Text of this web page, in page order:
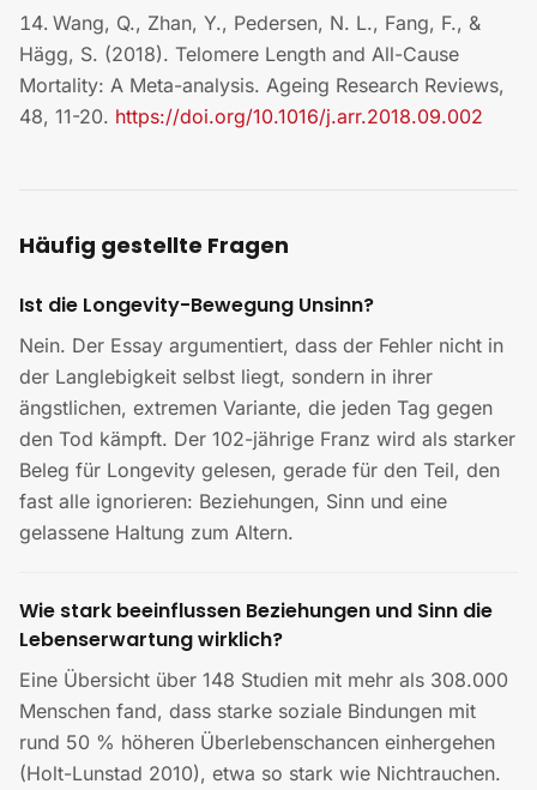
Wang, Q., Zhan, Y., Pedersen, N. L., Fang, F., &
Hägg, S. (2018). Telomere Length and All-Cause
Mortality: A Meta-analysis. Ageing Research Reviews,
48, 11-20. https://doi.org/10.1016/j.arr.2018.09.002
Häufig gestellte Fragen
Ist die Longevity-Bewegung Unsinn?
Nein. Der Essay argumentiert, dass der Fehler nicht in
der Langlebigkeit selbst liegt, sondern in ihrer
ängstlichen, extremen Variante, die jeden Tag gegen
den Tod kämpft. Der 102-jährige Franz wird als starker
Beleg für Longevity gelesen, gerade für den Teil, den
fast alle ignorieren: Beziehungen, Sinn und eine
gelassene Haltung zum Altern.
Wie stark beeinflussen Beziehungen und Sinn die
Lebenserwartung wirklich?
Eine Übersicht über 148 Studien mit mehr als 308.000
Menschen fand, dass starke soziale Bindungen mit
rund 50 % höheren Überlebenschancen einhergehen
(Holt-Lunstad 2010), etwa so stark wie Nichtrauchen.